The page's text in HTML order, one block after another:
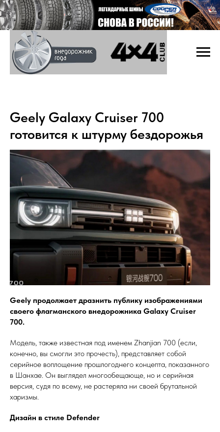
Geely Galaxy Cruiser 700
готовится к штурму бездорожья
Geely продолжает дразнить публику изображениями
своего флагманского внедорожника Galaxy Cruiser
700.
Модель, также известная под именем Zhanjian 700 (если,
конечно, вы смогли это прочесть), представляет собой
серийное воплощение прошлогоднего концепта, показанного
в Шанхае. Он выглядел многообещающе, но и серийная
версия, судя по всему, не растеряла ни своей брутальной
харизмы.
Дизайн в стиле Defender